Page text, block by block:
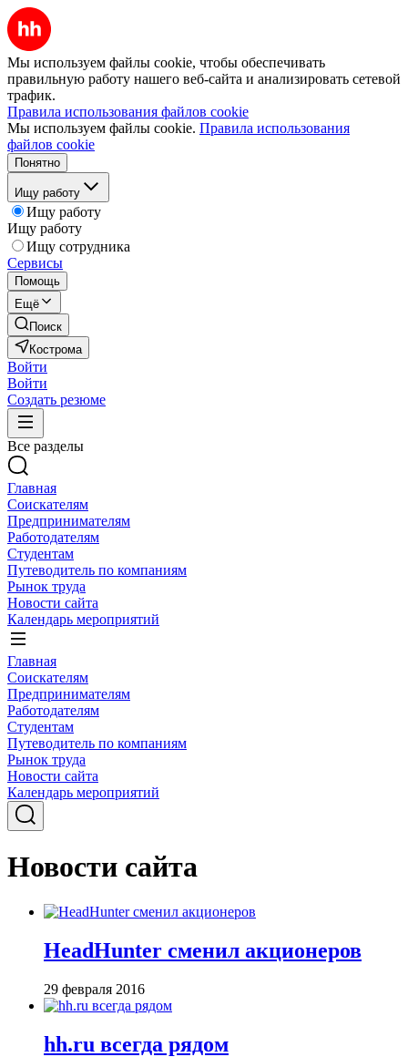
Мы используем файлы cookie, чтобы обеспечивать
правильную работу нашего веб-сайта и анализировать сетевой
трафик.
Правила использования файлов cookie
Мы используем файлы cookie. Правила использования
файлов cookie
Понятно
Ищу работу
Ищу работу
Ищу работу
Ищу сотрудника
Сервисы
Помощь
Ещё
Поиск
Кострома
Войти
Войти
Создать резюме
Все разделы
Главная
Соискателям
Предпринимателям
Работодателям
Студентам
Путеводитель по компаниям
Рынок труда
Новости сайта
Календарь мероприятий
Главная
Соискателям
Предпринимателям
Работодателям
Студентам
Путеводитель по компаниям
Рынок труда
Новости сайта
Календарь мероприятий
Новости сайта
HeadHunter сменил акционеров
29 февраля 2016
hh.ru всегда рядом